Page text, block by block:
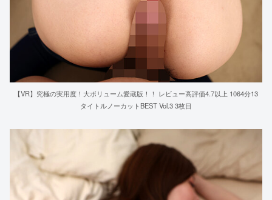
【VR】究極の実用度！大ボリューム愛蔵版！！ レビュー高評価4.7以上 1064分13
タイトルノーカットBEST Vol.3 3枚目